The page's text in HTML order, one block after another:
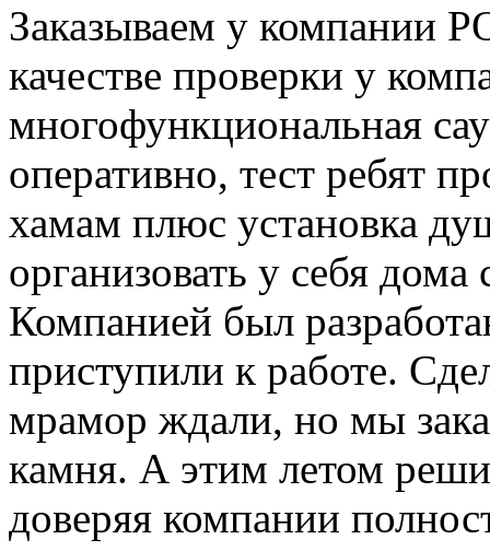
Заказываем у компании
качестве проверки у
многофункциональная
оперативно, тест ребят
хамам плюс установка
организовать у себя
Компанией был
приступили к работе.
мрамор ждали, но мы
камня. А этим летом
доверяя компании